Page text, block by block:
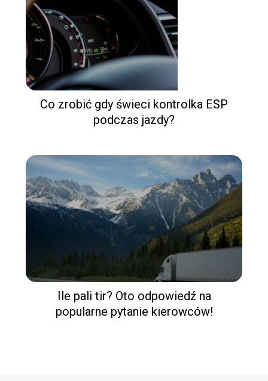
Co zrobić gdy świeci kontrolka ESP
podczas jazdy?
Ile pali tir? Oto odpowiedź na
popularne pytanie kierowców!